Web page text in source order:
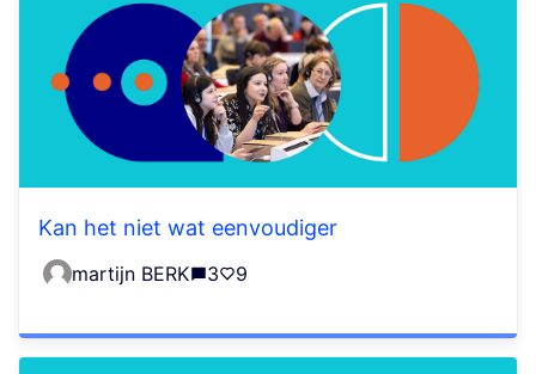
Kan het niet wat eenvoudiger
martijn BERK 3 9